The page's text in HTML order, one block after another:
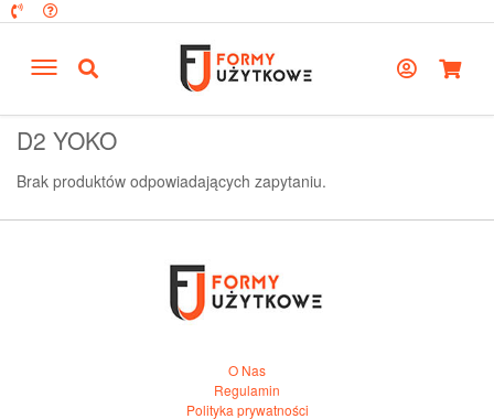
D2 YOKO
Brak produktów odpowiadających zapytaniu.
O Nas
Regulamin
Polityka prywatności